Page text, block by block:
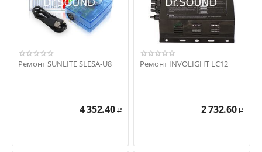
Ремонт SUNLITE SLESA-U8
4 352.40 Р
Ремонт INVOLIGHT LC12
2 732.60 Р